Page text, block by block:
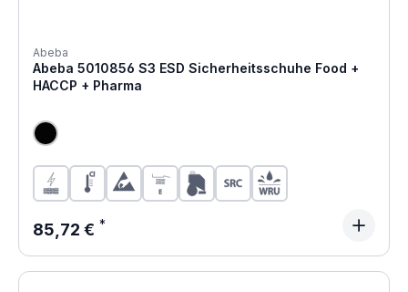
Abeba
Abeba 5010856 S3 ESD Sicherheitsschuhe Food +
HACCP + Pharma
Regulärer Preis:
85,72 €